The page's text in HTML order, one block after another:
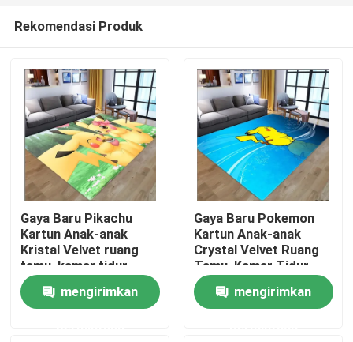
Rumah
Produk
Rekomendasi Produk
Gaya Baru Pikachu
Kartun Anak-anak
Kristal Velvet ruang
tamu, kamar tidur
ruang tamu Lantai
Karpetmengirimkan
Gaya Baru Pokemon
Kartun Anak-anak
Crystal Velvet Ruang
Tamu, Kamar Tidur
Ruang Tamu Lantai
Karpet mengirimkan